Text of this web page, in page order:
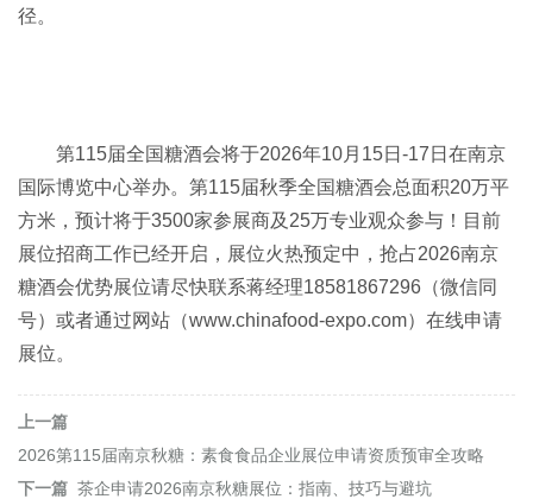
径。
第115届全国糖酒会将于2026年10月15日-17日在南京
国际博览中心举办。第115届秋季全国糖酒会总面积20万平
方米，预计将于3500家参展商及25万专业观众参与！目前
展位招商工作已经开启，展位火热预定中，抢占2026南京
糖酒会优势展位请尽快联系蒋经理18581867296（微信同
号）或者通过网站（www.chinafood-expo.com）在线申请
展位。
上一篇
2026第115届南京秋糖：素食食品企业展位申请资质预审全攻略
下一篇 茶企申请2026南京秋糖展位：指南、技巧与避坑